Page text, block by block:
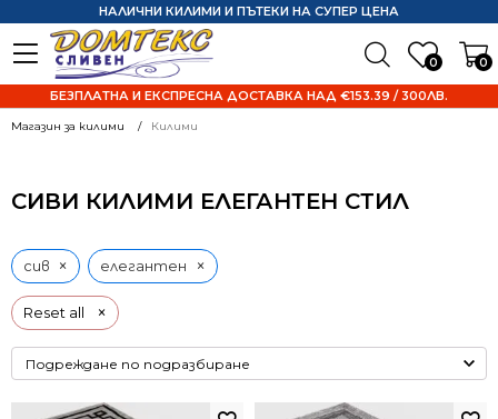
0 0
НАЛИЧНИ КИЛИМИ И ПЪТЕКИ НА СУПЕР ЦЕНА
БЕЗПЛАТНА И ЕКСПРЕСНА ДОСТАВКА НАД €153.39 / 300ЛВ.
Магазин за килими Килими
СИВИ КИЛИМИ ЕЛЕГАНТЕН СТИЛ
Reset all ×
сив × елегантен ×